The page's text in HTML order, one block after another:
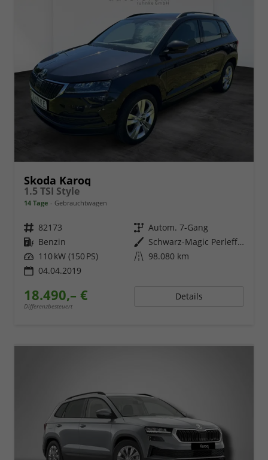
Skoda Karoq
1.5 TSI Style
14 Tage Gebrauchtwagen
Fahrzeugnr. 82173 Getriebe Autom. 7-Gang
Kraftstoff Benzin Außenfarbe
Schwarz-Magic Perleffekt
Leistung 110 kW (150 PS) Kilometerstand 98.080 km
04.04.2019
18.490,– €
Differenzbesteuert
Details